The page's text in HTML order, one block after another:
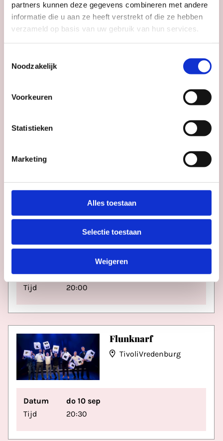
partners kunnen deze gegevens combineren met andere
informatie die u aan ze heeft verstrekt of die ze hebben
verzameld op basis van uw gebruik van hun services.
Noodzakelijk
Voorkeuren
Statistieken
Marketing
Alles toestaan
Selectie toestaan
Weigeren
Happen met Grappen
Fort Maarsseveen
Datum
Comedy
Stadsschouwburg
Utrecht
Datum
do 10 sep
Tijd
20:00
Flunknarf
TivoliVredenburg
Datum
do 10 sep
Tijd
20:30
Tijd 19:30 - 23:00